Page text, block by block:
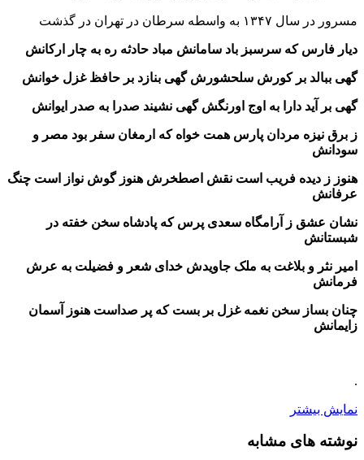
مسرور در سال ۱۳۴۷ به واسطه سرطان در تهران در گذشت
دیار فارس که سرسبز باد سامانش مباد حادثه ره به چار ارکانش
گهی ببالد بر کورش سلحشورش گهی بنازد بر حافظ غزل خوانش
گهی بر آید دارا به اوج اورنگش گهی نشیند صدرا به صدر ایوانش
ز برق نیزه مردان پارس همت خواه که ارمغان سفر بود مصر و
سودانش
هنوز ز دیده فریب است نقش اصطخرش هنوز گوش نواز است چنگ
عرفانش
نشان عشق ز آرامگاه سعدی پرس که پادشاه سخن خفته در
شبستانش
امیر نثر و بلاغت به ملک جاویدش خدای شعر و فضیلت به عرش
فرمانش
چنان بساز سخن نغمه غزل بر بست که پر صداست هنوز آسمان
زایمانش
.
نمایش بیشتر
نوشته های مشابه